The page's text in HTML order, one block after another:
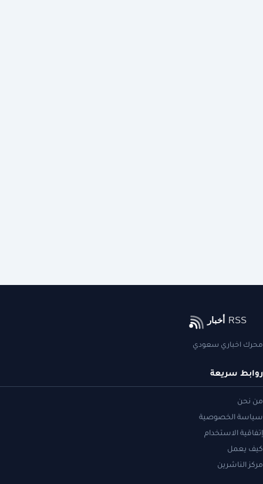
محرك اخباري سعودي
روابط سريعة
من نحن
سياسة الخصوصية
إتفاقية الاستخدام
كيف يعمل
مركز الناشرين